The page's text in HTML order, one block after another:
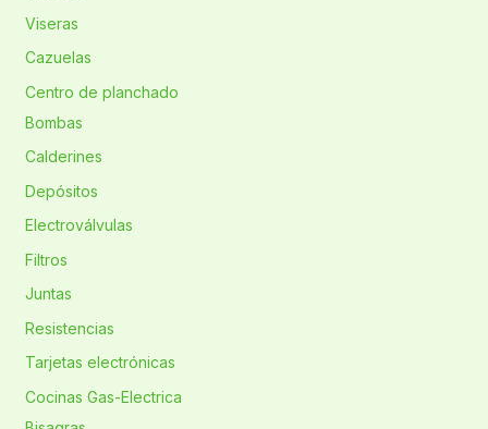
Viseras
Cazuelas
Centro de planchado
Bombas
Calderines
Depósitos
Electroválvulas
Filtros
Juntas
Resistencias
Tarjetas electrónicas
Cocinas Gas-Electrica